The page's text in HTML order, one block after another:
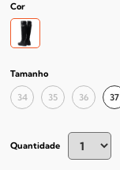
Cor
Tamanho
34 35 36 37
Quantidade